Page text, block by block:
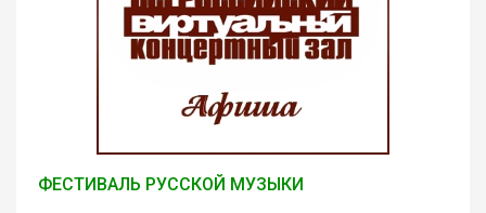
ФЕСТИВАЛЬ РУССКОЙ МУЗЫКИ